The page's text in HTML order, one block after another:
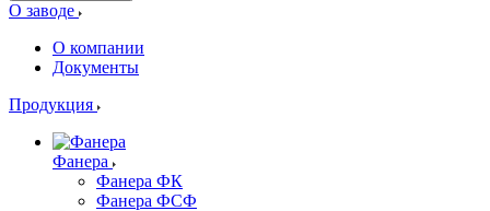
О заводе
О компании
Документы
Продукция
Фанера
Фанера ФК
Фанера ФСФ